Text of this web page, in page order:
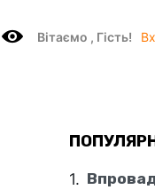
Вітаємo , Гість!